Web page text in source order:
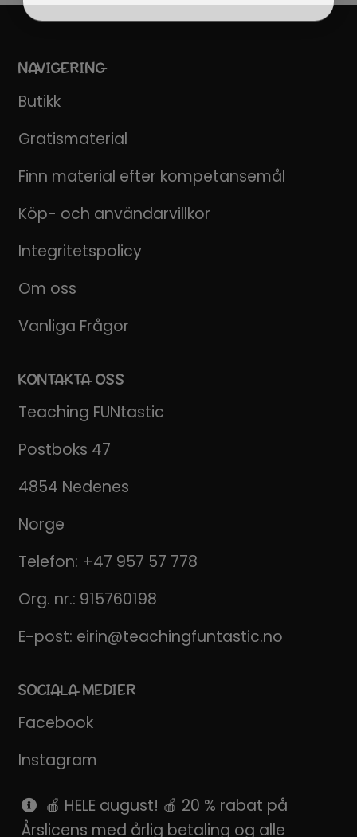
NAVIGERING
Butikk
Gratismaterial
Finn material efter kompetansemål
Köp- och användarvillkor
Integritetspolicy
Om oss
Vanliga Frågor
KONTAKTA OSS
Teaching FUNtastic
Postboks 47
4854 Nedenes
Norge
Telefon: +47 957 57 778
Org. nr.: 915760198
E-post: eirin@teachingfuntastic.no
SOCIALA MEDIER
Facebook
Instagram
Pinterest
🍎 HELE august! 🍎 20 % rabat på
Årslicens med årlig betaling og alle